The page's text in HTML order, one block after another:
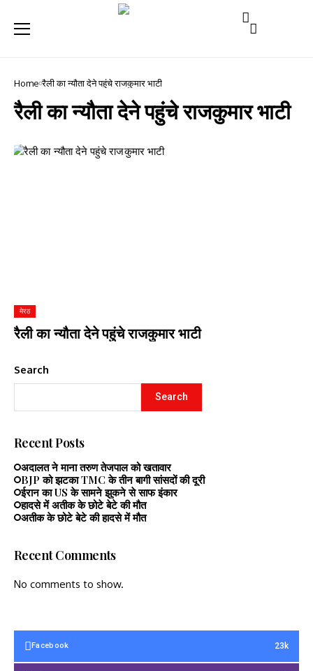
Home रैली का न्यौता देने पहुंचे राजकुमार भाटी
रैली का न्यौता देने पहुंचे राजकुमार भाटी
मेरठ
रैली का न्यौता देने पहुंचे राजकुमार भाटी
Search
Search
Recent Posts
अदालत ने माना तरुण तेजपाल को खतावार
BJP को झटका TMC के तीन बागी सांसदों की दूरी
ईरान का US के सामने झुकने से साफ इंकार
हादसे में अतीक के छोटे बेटे की मौत
अतीक के छोटे बेटे की हादसे में मौत
Recent Comments
No comments to show.
Facebook 23k